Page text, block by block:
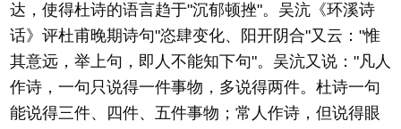
达，使得杜诗的语言趋于"沉郁顿挫"。吴沆《环溪诗
话》评杜甫晚期诗句"恣肆变化、阳开阴合"又云："惟
其意远，举上句，即人不能知下句"。吴沆又说："凡人
作诗，一句只说得一件事物，多说得两件。杜诗一句
能说得三件、四件、五件事物；常人作诗，但说得眼